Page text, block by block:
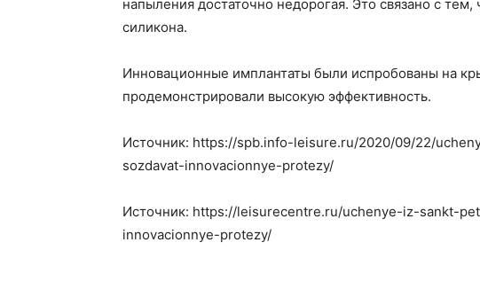
напыления достаточно недорогая. Это связано с тем,
силикона.
Инновационные имплантаты были испробованы на
продемонстрировали высокую эффективность.
Источник: https://spb.info-leisure.ru/2020/09/22/
sozdavat-innovacionnye-protezy/
Источник: https://leisurecentre.ru/uchenye-iz-sankt-
innovacionnye-protezy/